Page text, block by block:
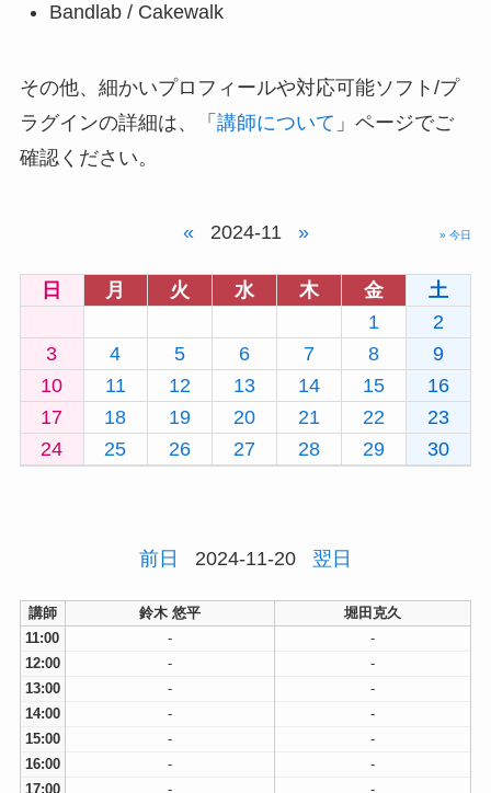
Bandlab / Cakewalk
その他、細かいプロフィールや対応可能ソフト/プ
ラグインの詳細は、「 講師について 」ページでご
確認ください。
« 2024-11 » » 今日
日 月 火 水 木 金
土
1
2
3
4 5 6 7 8
9
10
11 12 13 14 15
16
17
18 19 20 21 22
23
24
25 26 27 28 29 30
前日 2024-11-20 翌日
講師 鈴木 悠平
堀田克久
11:00
-
-
12:00
-
-
13:00
-
-
14:00
-
-
15:00
-
-
16:00
-
-
17:00
-
-